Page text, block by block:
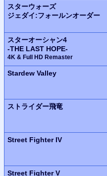
スターウォーズ
ジェダイ:フォールンオーダー
スターオーシャン4
-THE LAST HOPE-
4K & Full HD Remaster
Stardew Valley
ストライダー飛竜
Street Fighter IV
Street Fighter V